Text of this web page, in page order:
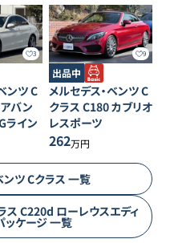
3
ンツC
バン
ライン
9
出品中
メルセデス・ベンツC
クラス C180 カブリオ
レスポーツ
262万円
ンツCクラス 一覧
ス C220d ローレウスエディ
ッケージ一覧